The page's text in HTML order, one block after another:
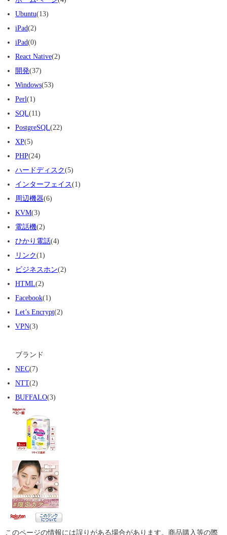
Ubuntu(13)
iPad(2)
iPad(0)
React Native(2)
開発(37)
Windows(53)
Perl(1)
SQL(11)
PostgreSQL(22)
XP(5)
PHP(24)
ハードディスク(5)
インターフェイス(1)
周辺機器(6)
KVM(3)
電話機(2)
ひかり電話(4)
リンク(1)
ビジネスホン(2)
HTML(2)
Facebook(1)
Let’s Encrypt(2)
VPN(3)
ブランド
NEC(7)
NTT(2)
BUFFALO(3)
このページの情報には誤りがある場合があります。商品購入等の際